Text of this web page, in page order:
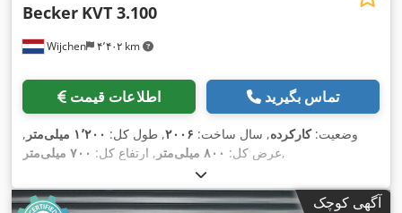
Wijchen ۴٬۴۰۲ km
Becker KVT 3.100
اطلاعات قیمت تماس بگیرید
وضعیت:کارکرده, سال ساخت: ۲۰۰۶, طول کل: ۱٬۲۰۰ میلی‌متر
,
عرض کل: ۸۰۰ میلی‌متر , ارتفاع کل: ۷۰۰ میلی‌متر ,
آگهی کوچک